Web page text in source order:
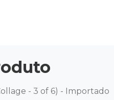
- 3 of 6) - Importado